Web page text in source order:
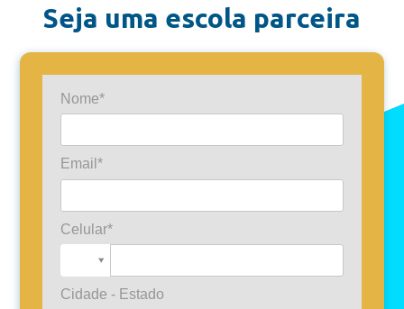
Seja uma escola parceira
Nome*
Email*
Celular*
Cidade - Estado